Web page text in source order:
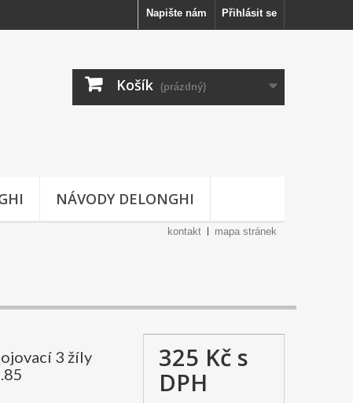
Přihlásit se
Napište nám
Košík (prázdný)
NÁVODY DELONGHI
kontakt mapa stránek
3 žíly
325 Kčs
DPH